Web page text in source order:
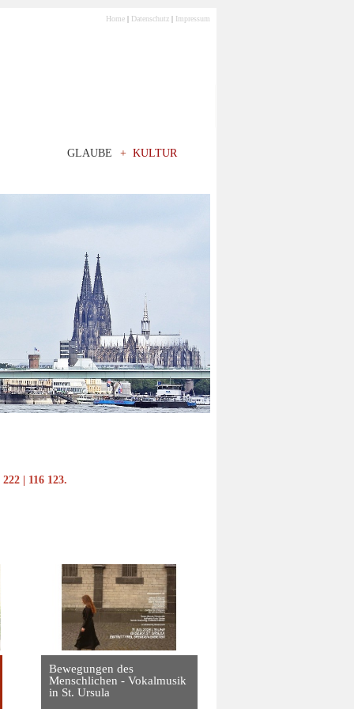
Home | Datenschutz | Impressum
GLAUBE + KULTUR
| 116 123.
Bewegungen des
Menschlichen - Vokalmusik
in St. Ursula